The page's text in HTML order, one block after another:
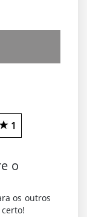
1
o
os outros